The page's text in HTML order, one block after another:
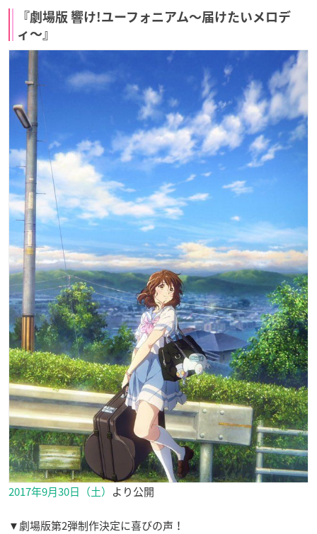
『劇場版 響け!ユーフォニアム〜届けたいメロデ
ィ〜』
2017年9月30日（土） より公開
▼劇場版第2弾制作決定に喜びの声！